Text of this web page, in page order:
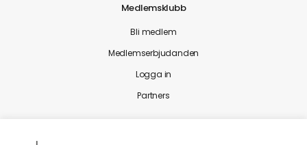
Medlemsklubb
Bli medlem
Medlemserbjudanden
Logga in
Partners